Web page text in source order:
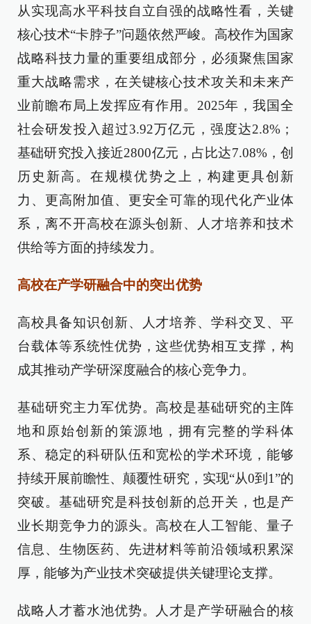
从实现高水平科技自立自强的战略性看，关键
核心技术“卡脖子”问题依然严峻。高校作为国家
战略科技力量的重要组成部分，必须聚焦国家
重大战略需求，在关键核心技术攻关和未来产
业前瞻布局上发挥应有作用。2025年，我国全
社会研发投入超过3.92万亿元，强度达2.8%；
基础研究投入接近2800亿元，占比达7.08%，创
历史新高。在规模优势之上，构建更具创新
力、更高附加值、更安全可靠的现代化产业体
系，离不开高校在源头创新、人才培养和技术
供给等方面的持续发力。
高校在产学研融合中的突出优势
高校具备知识创新、人才培养、学科交叉、平
台载体等系统性优势，这些优势相互支撑，构
成其推动产学研深度融合的核心竞争力。
基础研究主力军优势。高校是基础研究的主阵
地和原始创新的策源地，拥有完整的学科体
系、稳定的科研队伍和宽松的学术环境，能够
持续开展前瞻性、颠覆性研究，实现“从0到1”的
突破。基础研究是科技创新的总开关，也是产
业长期竞争力的源头。高校在人工智能、量子
信息、生物医药、先进材料等前沿领域积累深
厚，能够为产业技术突破提供关键理论支撑。
战略人才蓄水池优势。人才是产学研融合的核